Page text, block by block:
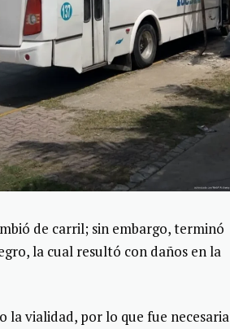
de carril; sin embargo, terminó
la cual resultó con daños en la
la vialidad, por lo que fue necesaria